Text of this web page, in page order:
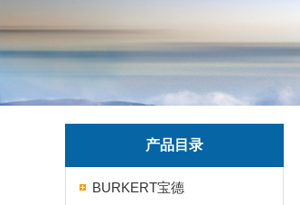
产品目录
BURKERT宝德